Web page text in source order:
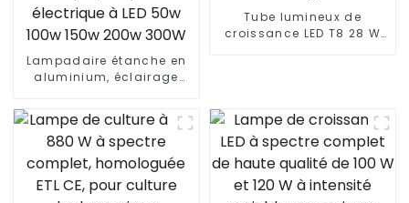
Lampadaire étanche en
aluminium, éclairage
municipal, lampadaire
électrique à LED 50w 100w
150w 200w 300W
Tube lumineux de
croissance LED T8 28 W